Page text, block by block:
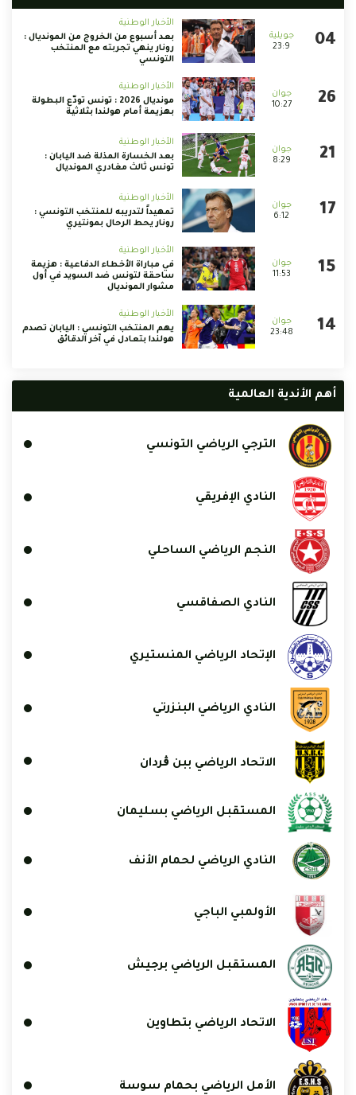
23:9
الأخبار الوطنية
بعد أسبوع من الخروج من المونديال :
رونار ينهي تجربته مع المنتخب
التونسي
10:27
الأخبار الوطنية
مونديال 2026 : تونس تودّع البطولة
بهزيمة أمام هولندا بثلاثية
8:29
الأخبار الوطنية
بعد الخسارة المذلة ضد اليابان :
تونس ثالث مغادري المونديال
6:12
الأخبار الوطنية
تمهيداً لتدريبه للمنتخب التونسي :
رونار يحط الرحال بمونتيري
11:53
الأخبار الوطنية
في مباراة الأخطاء الدفاعية : هزيمة
ساحقة لتونس ضد السويد في أول
مشوار المونديال
23:48
الأخبار الوطنية
يهم المنتخب التونسي : اليابان تصدم
هولندا بتعادل في آخر الدقائق
أهم الأندية العالمية
الترجي الرياضي التونسي
النادي الإفريقي
النجم الرياضي الساحلي
النادي الصفاقسي
الإتحاد الرياضي المنستيري
النادي الرياضي البنزرتي
الاتحاد الرياضي ببن ڨردان
المستقبل الرياضي بسليمان
النادي الرياضي لحمام الأنف
الأولمبي الباجي
المستقبل الرياضي برجيش
الاتحاد الرياضي بتطاوين
الأمل الرياضي بحمام سوسة